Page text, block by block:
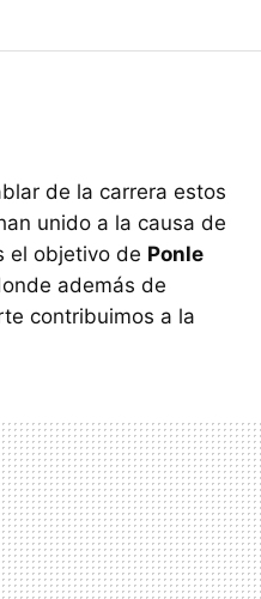
de la carrera estos
unido a la causa de
el objetivo de Ponle
además de
contribuimos a la